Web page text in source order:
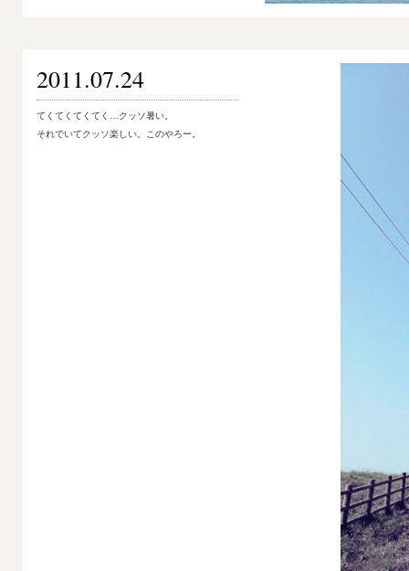
2011.07.24
てくてくてくてく…クッソ暑い。
それでいてクッソ楽しい。このやろー。